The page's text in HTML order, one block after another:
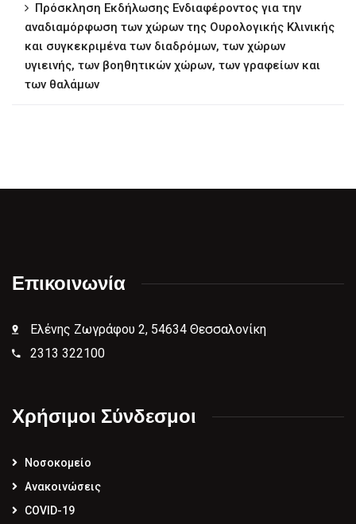
Πρόσκληση Εκδήλωσης Ενδιαφέροντος για την
αναδιαμόρφωση των χώρων της Ουρολογικής Κλινικής
και συγκεκριμένα των διαδρόμων, των χώρων
υγιεινής, των βοηθητικών χώρων, των γραφείων και
των θαλάμων
Επικοινωνία
Ελένης Ζωγράφου 2, 54634 Θεσσαλονίκη
2313 322100
Χρήσιμοι Σύνδεσμοι
Νοσοκομείο
Ανακοινώσεις
COVID-19